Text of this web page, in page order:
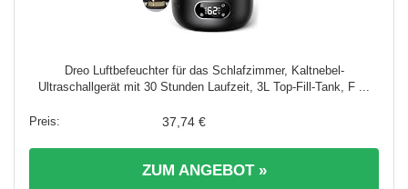
Dreo Luftbefeuchter für das Schlafzimmer, Kaltnebel-
Ultraschallgerät mit 30 Stunden Laufzeit, 3L Top-Fill-Tank, F ...
37,74 €
ZUM ANGEBOT »